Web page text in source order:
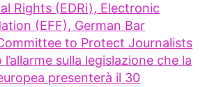
Rights (EDRi), Electronic
(EFF), German Bar
to Protect Journalists
sulla legislazione che la
presenterà il 30